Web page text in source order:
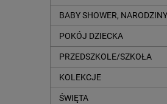
BABY SHOWER, NARODZINY
POKÓJ DZIECKA
PRZEDSZKOLE/SZKOŁA
KOLEKCJE
ŚWIĘTA